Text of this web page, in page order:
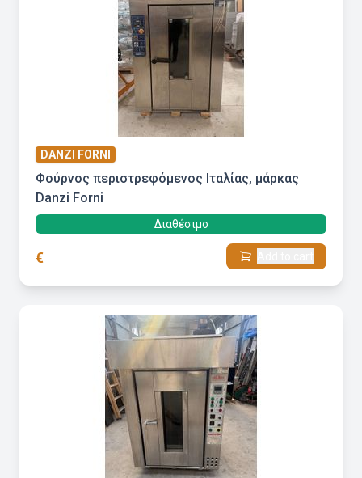
DANZI FORNI
Φούρνος περιστρεφόμενος Ιταλίας, μάρκας
Danzi Forni
Διαθέσιμο
€